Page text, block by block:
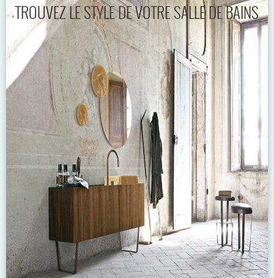
TROUVEZ LE STYLE DE VOTRE SALLE DE BAINS